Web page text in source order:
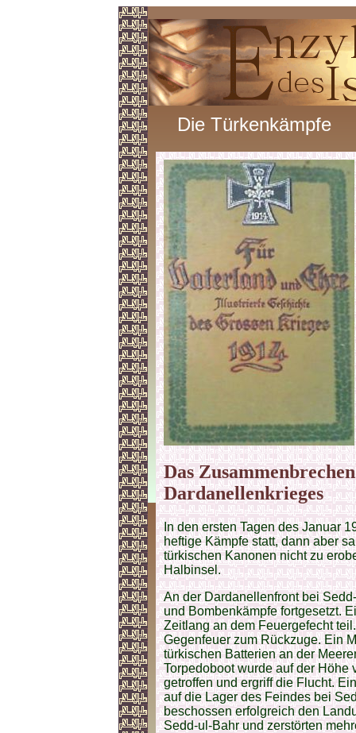
Die Türkenkämpfe
Das
Dardanellenkrieges
In den ersten Tagen des Januar
heftige Kämpfe statt, dann aber
türkischen Kanonen nicht zu
Halbinsel.
An der Dardanellenfront bei
und Bombenkämpfe fortgesetzt.
Zeitlang an dem Feuergefecht
Gegenfeuer zum Rückzuge. Ein
türkischen Batterien an der
Torpedoboot wurde auf der
getroffen und ergriff die Flucht.
auf die Lager des Feindes bei
beschossen erfolgreich den
Sedd-ul-Bahr und zerstörten